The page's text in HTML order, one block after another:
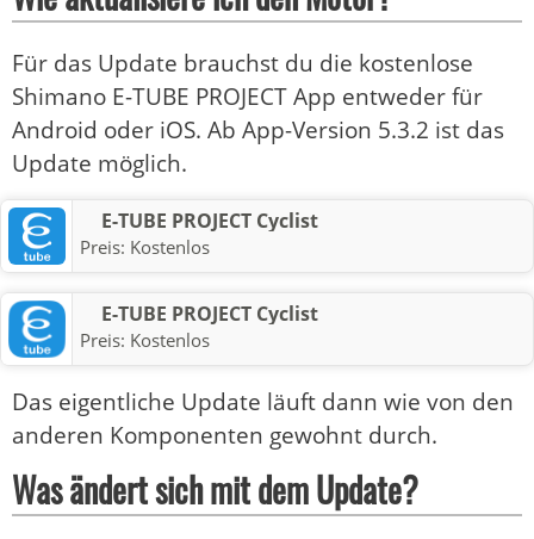
Für das Update brauchst du die kostenlose
Shimano E-TUBE PROJECT App entweder für
Android oder iOS. Ab App-Version 5.3.2 ist das
Update möglich.
E-TUBE PROJECT Cyclist
Preis: Kostenlos
E-TUBE PROJECT Cyclist
Preis: Kostenlos
Das eigentliche Update läuft dann wie von den
anderen Komponenten gewohnt durch.
Was ändert sich mit dem Update?